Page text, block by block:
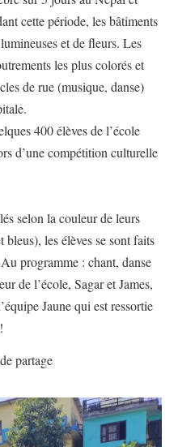
cette période, les bâtiments
et de fleurs. Les
les plus colorés et
de rue (musique, danse)
400 élèves de l’école
d’une compétition culturelle
selon la couleur de leurs
les élèves se sont faits
programme : chant, danse
de l’école, Sagar et James,
Jaune qui est ressortie
partage